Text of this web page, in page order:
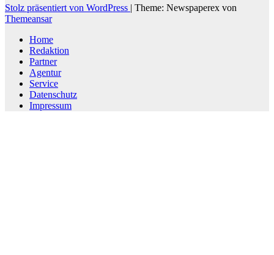
Stolz präsentiert von WordPress | Theme: Newspaperex von
Themeansar
Home
Redaktion
Partner
Agentur
Service
Datenschutz
Impressum